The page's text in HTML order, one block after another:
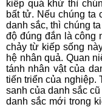
kiếp quá khứ thì
bất tử. Nếu chúng ta
danh sắc, thì chúng
độ đúng đắn là công
chảy từ kiếp sống
hệ nhân quả. Quan
tánh nhân vật của
tiến triển của nghiệp.
sanh của danh sắc
danh sắc mới trong